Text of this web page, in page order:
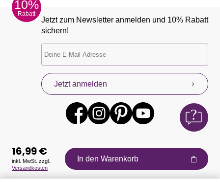
10%
Rabatt
Jetzt zum Newsletter anmelden und 10% Rabatt
sichern!
Jetzt anmelden
Auszeichnungen
16,99 €
inkl. MwSt. zzgl.
Versandkosten
In den Warenkorb